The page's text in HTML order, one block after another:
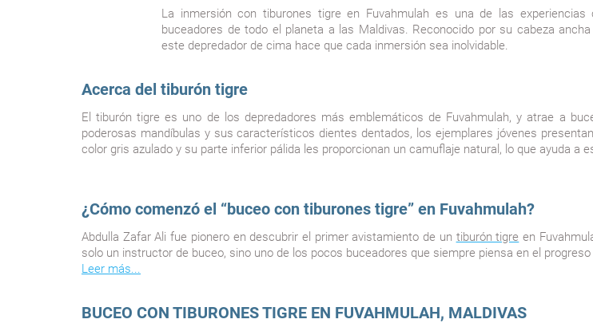
La inmersión con tiburones tigre en Fuvahmulah es una de las
buceadores de todo el planeta a las Maldivas. Reconocido por su cabeza
este depredador de cima hace que cada inmersión sea inolvidable.
Acerca del tiburón tigre
El tiburón tigre es uno de los depredadores más emblemáticos de Fuvahmulah, y atrae a
poderosas mandíbulas y sus característicos dientes dentados, los ejemplares jóvenes
color gris azulado y su parte inferior pálida les proporcionan un camuflaje natural, lo que ayuda
¿Cómo comenzó el “buceo con tiburones tigre” en Fuvahmulah?
Abdulla Zafar Ali fue pionero en descubrir el primer avistamiento de un tiburón tigre en
solo un instructor de buceo, sino uno de los pocos buceadores que siempre piensa en el
Leer más...
BUCEO CON TIBURONES TIGRE EN FUVAHMULAH, MALDIVAS